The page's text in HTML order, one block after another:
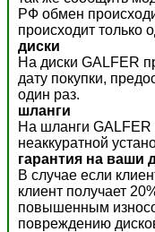
РФ обмен
происходит только
диски
На диски GALFER
дату покупки,
один раз.
шланги
На шланги GALFER
неаккуратной
гарантия на ваши
В случае если
клиент получает
повышенным
повреждению